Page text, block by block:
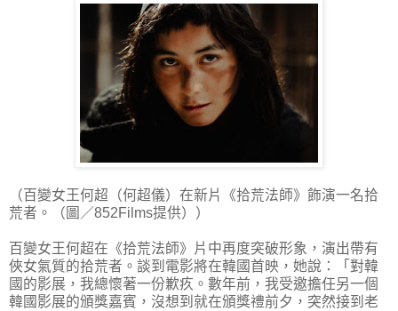
（百變女王何超（何超儀）在新片《拾荒法師》飾演一名拾
荒者。（圖／852Films提供））
百變女王何超在《拾荒法師》片中再度突破形象，演出帶有
俠女氣質的拾荒者。談到電影將在韓國首映，她說：「對韓
國的影展，我總懷著一份歉疚。數年前，我受邀擔任另一個
韓國影展的頒獎嘉賓，沒想到就在頒獎禮前夕，突然接到老